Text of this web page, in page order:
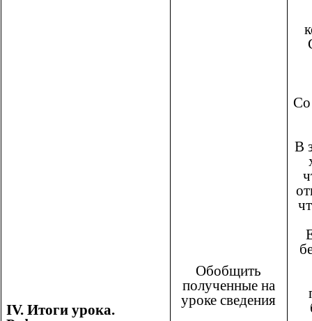
IV. Итоги урока.
Обобщить
полученные на
уроке сведения
Со
В